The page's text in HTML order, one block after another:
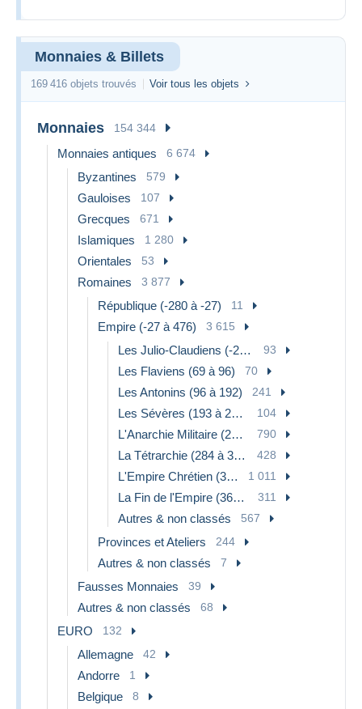
Monnaies & Billets
169 416 objets trouvés Voir tous les objets
Monnaies 154 344
Monnaies antiques 6 674
Byzantines 579
Gauloises 107
Grecques 671
Islamiques 1 280
Orientales 53
Romaines 3 877
République (-280 à -27) 11
Empire (-27 à 476) 3 615
Les Julio-Claudiens (-27 à 69) 93
Les Flaviens (69 à 96) 70
Les Antonins (96 à 192) 241
Les Sévères (193 à 235) 104
L'Anarchie Militaire (235 à 284) 790
La Tétrarchie (284 à 307) 428
L'Empire Chrétien (307 à 363) 1 011
La Fin de l'Empire (363-476) 311
Autres & non classés 567
Provinces et Ateliers 244
Autres & non classés 7
Fausses Monnaies 39
Autres & non classés 68
EURO 132
Allemagne 42
Andorre 1
Belgique 8